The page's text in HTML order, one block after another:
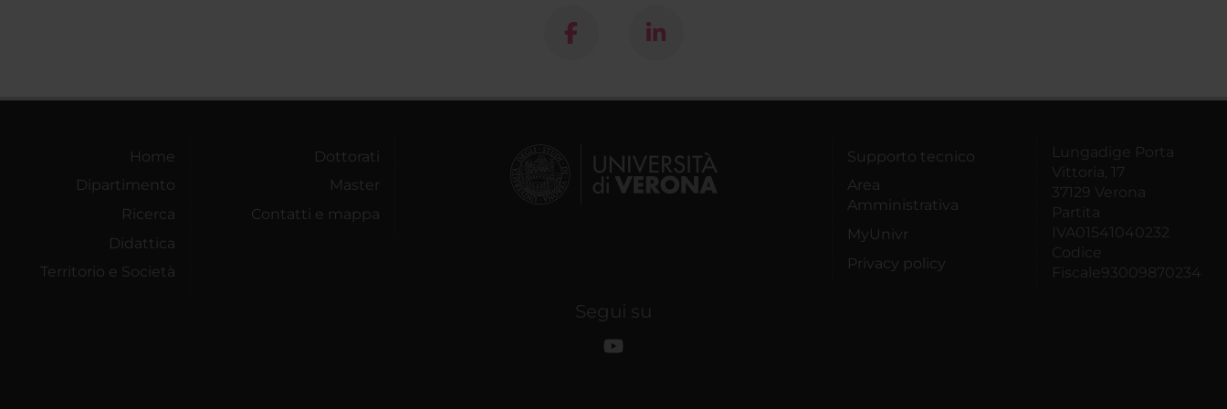
Home
Dipartimento
Ricerca
Didattica
Territorio e Società
Dottorati
Master
Contatti e mappa
Supporto tecnico
Area
Amministrativa
MyUnivr
Privacy policy
Lungadige Porta
Vittoria, 17
37129 Verona
Partita
IVA01541040232
Codice
Fiscale93009870234
Segui su